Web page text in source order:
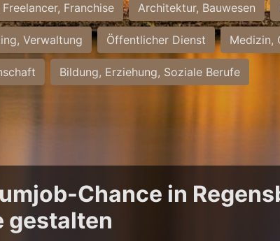
Franchise Architektur, Bauwesen
Verwaltung Öffentlicher Dienst Medizin,
Bildung, Erziehung, Soziale Berufe
Chance in
gestalten